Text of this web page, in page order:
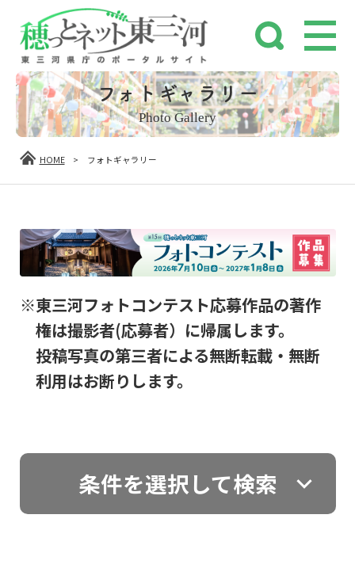
フォトギャラリー
Photo Gallery
HOME > フォトギャラリー
※東三河フォトコンテスト応募作品の著作
権は撮影者(応募者）に帰属します。
投稿写真の第三者による無断転載・無断
利用はお断りします。
条件を選択して検索